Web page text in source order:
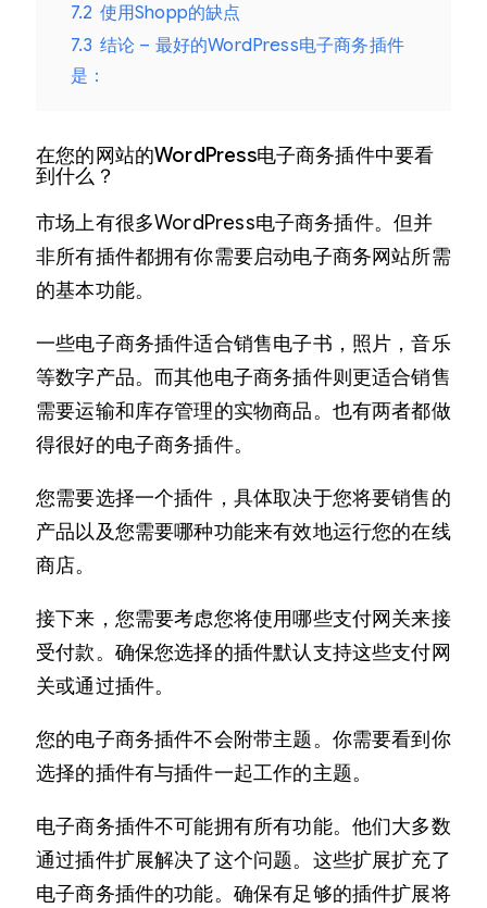
7.2 使用Shopp的缺点
7.3 结论 – 最好的WordPress电子商务插件
是：
在您的网站的WordPress电子商务插件中要看
到什么？
市场上有很多WordPress电子商务插件。但并
非所有插件都拥有你需要启动电子商务网站所需
的基本功能。
一些电子商务插件适合销售电子书，照片，音乐
等数字产品。而其他电子商务插件则更适合销售
需要运输和库存管理的实物商品。也有两者都做
得很好的电子商务插件。
您需要选择一个插件，具体取决于您将要销售的
产品以及您需要哪种功能来有效地运行您的在线
商店。
接下来，您需要考虑您将使用哪些支付网关来接
受付款。确保您选择的插件默认支持这些支付网
关或通过插件。
您的电子商务插件不会附带主题。你需要看到你
选择的插件有与插件一起工作的主题。
电子商务插件不可能拥有所有功能。他们大多数
通过插件扩展解决了这个问题。这些扩展扩充了
电子商务插件的功能。确保有足够的插件扩展将